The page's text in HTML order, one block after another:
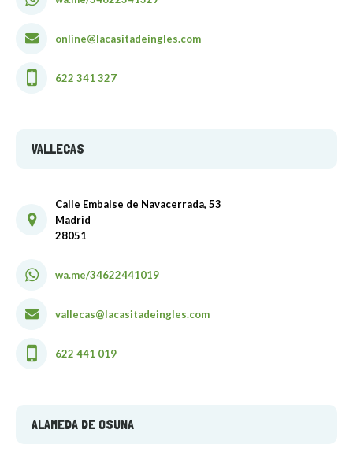
online@lacasitadeingles.com
622 341 327
VALLECAS
Calle Embalse de Navacerrada, 53
Madrid
28051
wa.me/34622441019
vallecas@lacasitadeingles.com
622 441 019
ALAMEDA DE OSUNA